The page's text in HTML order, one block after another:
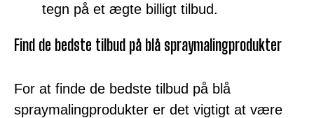
tegn på et ægte billigt tilbud.
Find de bedste tilbud på blå spraymalingprodukter
For at finde de bedste tilbud på blå
spraymalingprodukter er det vigtigt at være